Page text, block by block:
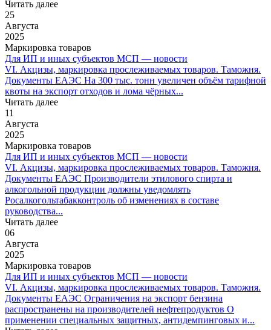
Читать далее
25
Августа
2025
Маркировка товаров
Для ИП и иных субъектов МСП — новости
VI. Акцизы, маркировка прослеживаемых товаров. Таможня.
Документы ЕАЭС На 300 тыс. тонн увеличен объём тарифной
квоты на экспорт отходов и лома чёрных...
Читать далее
11
Августа
2025
Маркировка товаров
Для ИП и иных субъектов МСП — новости
VI. Акцизы, маркировка прослеживаемых товаров. Таможня.
Документы ЕАЭС Производители этилового спирта и
алкогольной продукции должны уведомлять
Росалкогольтабакконтроль об изменениях в составе
руководства...
Читать далее
06
Августа
2025
Маркировка товаров
Для ИП и иных субъектов МСП — новости
VI. Акцизы, маркировка прослеживаемых товаров. Таможня.
Документы ЕАЭС Ограничения на экспорт бензина
распространены на производителей нефтепродуктов О
применении специальных защитных, антидемпинговых и...